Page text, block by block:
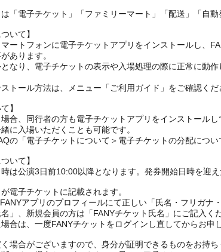
「電子チケット」「ファミリーマート」「配送」「自動
いて】
ートフォンに電子チケットアプリをインストールし、
あります。
なり、電子チケットの表示や入場処理の際に正常に動
トール方法は、メニュー「ご利用ガイド」をご確認くだ
】
合、同行者の方も電子チケットアプリをインストールし
に入場いただくことも可能です。
の「電子チケットについて＞電子チケットの分配につい
いて】
は公演3日前10:00以降となります。発券開始日時を迎
電子チケットに記載されます。
アプリのプロフィールにて正しい「氏名・フリガナ
」、新規会員の方は「FANYチケット氏名」にご記入く
合は、一度FANYチケットをログインし直してからお
場合がございますので、身分が証明できるものをお持ち